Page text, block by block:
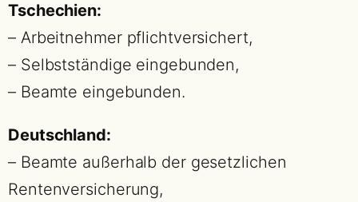
Tschechien:
– Arbeitnehmer pflichtversichert,
– Selbstständige eingebunden,
– Beamte eingebunden.
Deutschland:
– Beamte außerhalb der gesetzlichen
Rentenversicherung,